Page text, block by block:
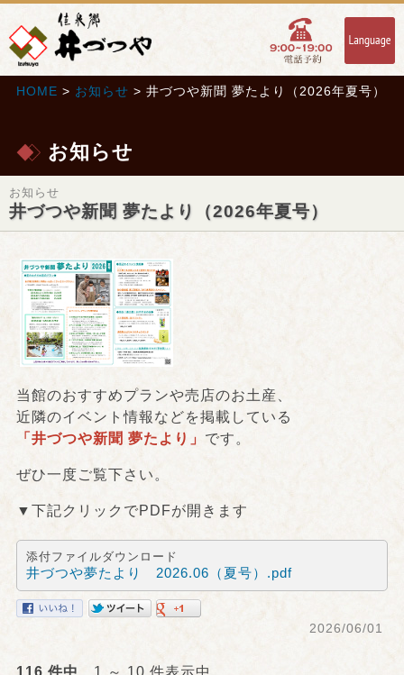
HOME > お知らせ > 井づつや新聞 夢たより（2026年夏号）
お知らせ
お知らせ
井づつや新聞 夢たより（2026年夏号）
当館のおすすめプランや売店のお土産、
近隣のイベント情報などを掲載している
「井づつや新聞 夢たより」 です。
ぜひ一度ご覧下さい。
▼下記クリックでPDFが開きます
添付ファイルダウンロード
井づつや夢たより 2026.06（夏号）.pdf
2026/06/01
116 件中 1 ～ 10 件表示中